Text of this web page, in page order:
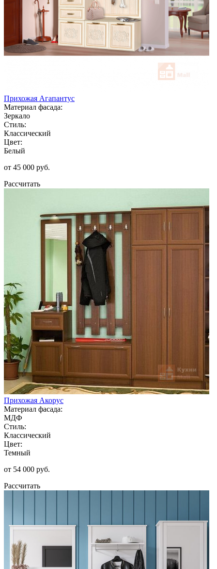
Прихожая Агапантус
Материал фасада:
Зеркало
Стиль:
Классический
Цвет:
Белый
от 45 000 руб.
Рассчитать
Прихожая Акорус
Материал фасада:
МДФ
Стиль:
Классический
Цвет:
Темный
от 54 000 руб.
Рассчитать